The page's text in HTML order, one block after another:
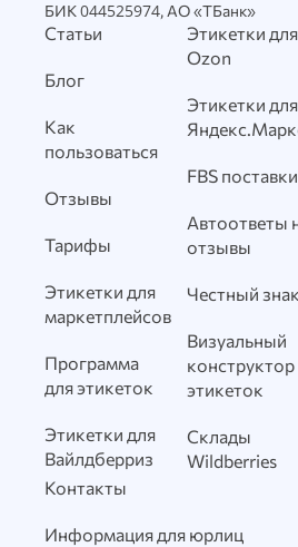
БИК 044525974, АО «ТБанк»
Статьи
Блог
Как
пользоваться
Отзывы
Тарифы
Этикетки для
маркетплейсов
Программа
для этикеток
Этикетки для
Вайлдберриз
Этикетки для
Ozon
Этикетки для
FBS поставки
Автоответы
отзывы
Честный знак
Визуальный
конструктор
этикеток
Склады
Wildberries
Контакты
Информация для юрлиц